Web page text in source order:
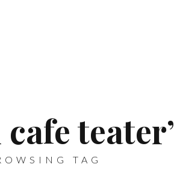
teater’
TAG